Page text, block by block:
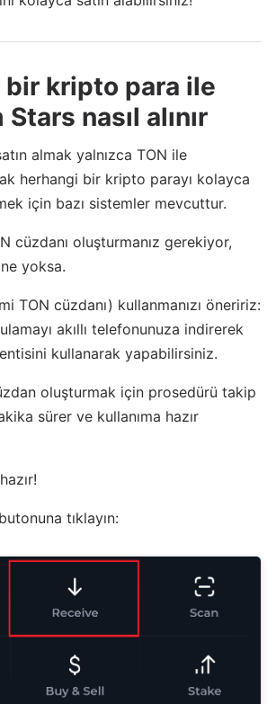
bir kripto para ile
nasıl alınır
almak yalnızca TON ile
herhangi bir kripto parayı kolayca
için bazı sistemler mevcuttur.
cüzdanı oluşturmanız gerekiyor,
yoksa.
TON cüzdanı) kullanmanızı öneririz:
akıllı telefonunuza indirerek
kullanarak yapabilirsiniz.
oluşturmak için prosedürü takip
sürer ve kullanıma hazır
tıklayın: